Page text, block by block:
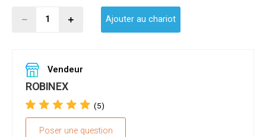
Ajouter au chariot
Vendeur
ROBINEX
(5)
Poser une question